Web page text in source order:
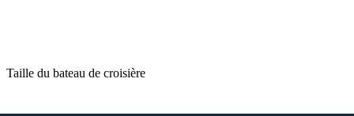
Taille du bateau de croisière